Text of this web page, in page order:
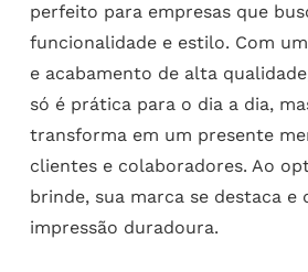
perfeito para empresas que
funcionalidade e estilo. Com
e acabamento de alta
só é prática para o dia a dia,
transforma em um presente
clientes e colaboradores. Ao
brinde, sua marca se destaca e
impressão duradoura.